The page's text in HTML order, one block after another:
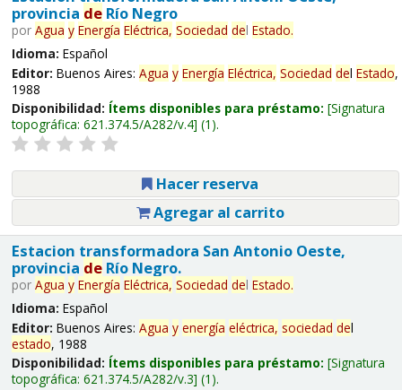
provincia deRío Negro
por Agua y Energía Eléctrica, Sociedad del Estado.
Idioma: Español
Editor: Buenos Aires: Agua y Energía Eléctrica, Sociedad del Estado,
1988
Disponibilidad: Ítems disponibles para préstamo: Signatura
topográfica: 621.374.5/A282/v.4 (1).
Hacer reserva
Agregar al carrito
Estacion transformadora San Antonio Oeste,
provincia deRío Negro.
por Agua y Energía Eléctrica, Sociedad del Estado.
Idioma: Español
Editor: Buenos Aires: Agua y energía eléctrica, sociedad del
estado, 1988
Disponibilidad: Ítems disponibles para préstamo: Signatura
topográfica: 621.374.5/A282/v.3 (1).